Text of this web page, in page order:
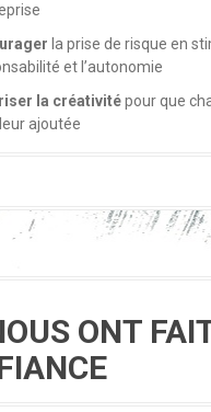
la prise de risque en
et l’autonomie
la créativitépour que
ajoutée
ONT